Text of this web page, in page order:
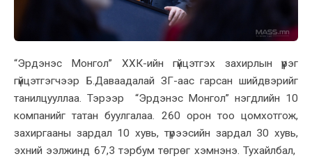
“Эрдэнэс Монгол” ХХК-ийн гүйцэтгэх захирлын үүрэг
гүйцэтгэгчээр Б.Даваадалай ЗГ-аас гарсан шийдвэрийг
танилцууллаа. Тэрээр “Эрдэнэс Монгол” нэгдлийн 10
компанийг татан буулгалаа. 260 орон тоо цомхотгож,
захиргааны зардал 10 хувь, түрээсийн зардал 30 хувь,
эхний ээлжинд 67,3 тэрбум төгрөг хэмнэнэ. Тухайлбал,